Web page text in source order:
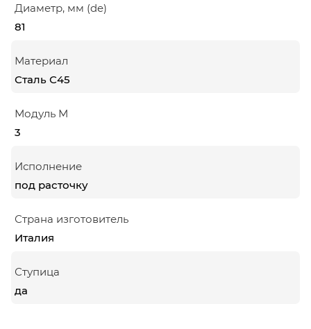
Диаметр, мм (de)
81
Материал
Сталь С45
Модуль М
3
Исполнение
под расточку
Страна изготовитель
Италия
Ступица
да